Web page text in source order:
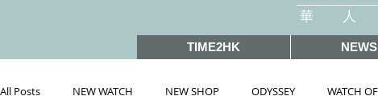
華 人
TIME2HK NEWS
All Posts NEW WATCH NEW SHOP ODYSSEY WATCH